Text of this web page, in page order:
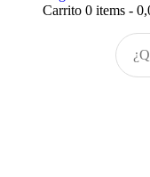
Carrito 0 items -